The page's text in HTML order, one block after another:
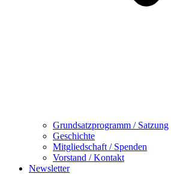
Grundsatzprogramm / Satzung
Geschichte
Mitgliedschaft / Spenden
Vorstand / Kontakt
Newsletter